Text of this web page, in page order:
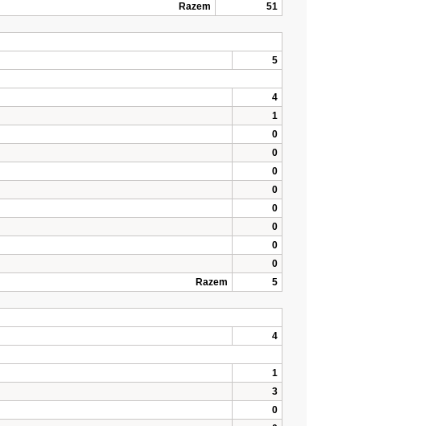
Razem
51
5
4
1
0
0
0
0
0
0
0
0
Razem
5
4
1
3
0